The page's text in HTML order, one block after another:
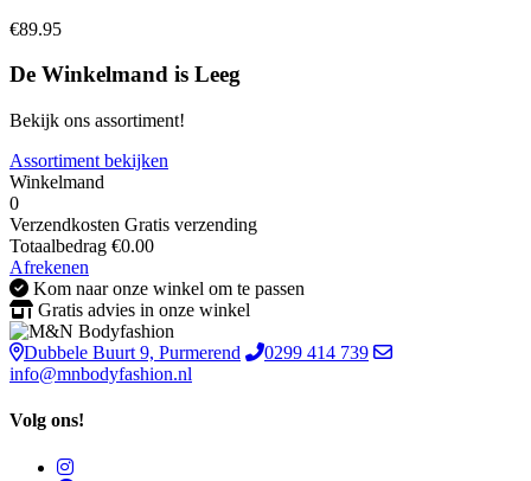
€89.95
De Winkelmand is Leeg
Bekijk ons assortiment!
Assortiment bekijken
Winkelmand
0
Verzendkosten Gratis verzending
Totaalbedrag €0.00
Afrekenen
Kom naar onze winkel om te passen
Gratis advies in onze winkel
Dubbele Buurt 9, Purmerend
0299 414 739
info@mnbodyfashion.nl
Volg ons!